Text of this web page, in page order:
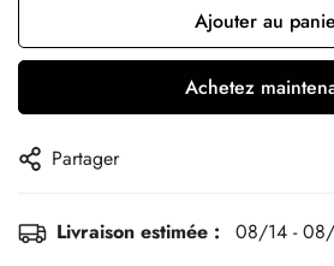
Ajouter au
Achetez
Partager
Livraison estimée : 08/14 -